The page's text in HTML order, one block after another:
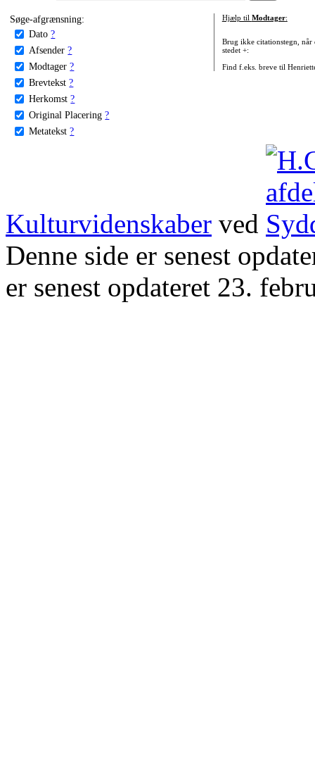
Søge-afgrænsning:
Dato ?
Afsender ?
Modtager ?
Brevtekst ?
Herkomst ?
Original Placering ?
Metatekst ?
Hjælp til Modtager:
Brug ikke citationstegn, når
stedet +:
Find f.eks. breve til
Kulturvidenskaber ved
Denne side er senest
er senest opdateret 23.